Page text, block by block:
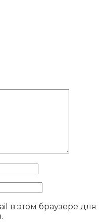
в этом браузере для